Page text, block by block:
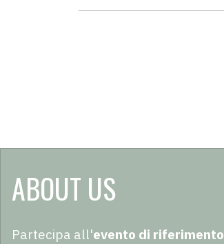
ABOUT US
Partecipa all'evento di riferimento